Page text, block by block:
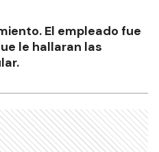
El empleado fue
le hallaran las